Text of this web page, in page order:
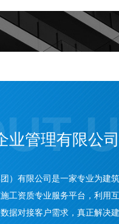
业管理有限公司
）有限公司是一家专业为建
工资质专业服务平台，利用
据对接客户需求，真正解决